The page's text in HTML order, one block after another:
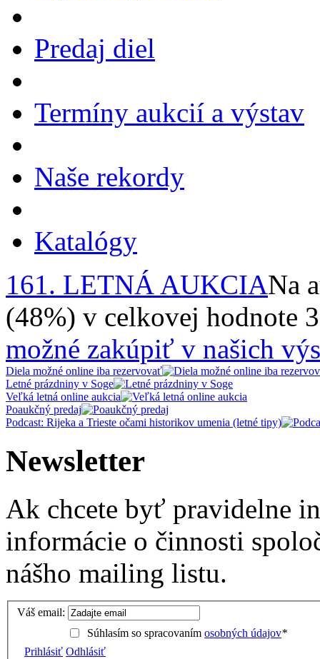
Predaj diel
Termíny aukcií a výstav
Naše rekordy
Katalógy
161. LETNÁ AUKCIANa
(48%) v celkovej hodnote
možné zakúpiť v našich
Diela možné online iba rezervovať
Letné prázdniny v Soge
Veľká letná online aukcia
Poaukčný predaj
Podcast: Rijeka a Trieste očami historikov umenia (letné tipy)
Newsletter
Ak chcete byť pravidelne
informácie o činnosti
nášho mailing listu.
Váš email:
Súhlasím so spracovaním osobných údajov*
Prihlásiť Odhlásiť